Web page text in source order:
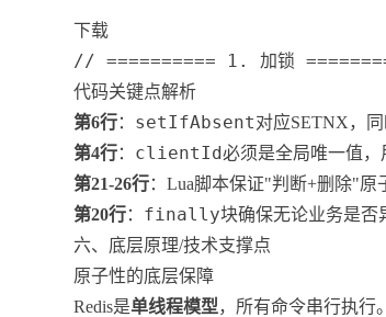
下载
// ========== 1. 加锁
代码关键点解析
第6行： setIfAbsent对应SETNX，
第4行： clientId必须是全局唯一值，
第21-26行：Lua脚本保证"判断+删除"原
第20行： finally块确保无论业务是否
六、底层原理/技术支撑点
原子性的底层保障
Redis是单线程模型，所有命令串行执行